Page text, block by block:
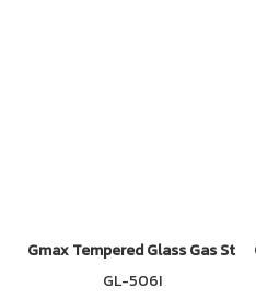
Gmax Tempered Glass Gas
GL-506I